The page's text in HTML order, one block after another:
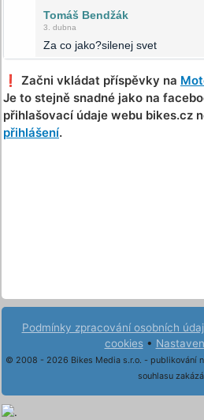
Tomáš Bendžák
3. dubna
Za co jako?silenej svet
❗️ Začni vkládat příspěvky na
Je to stejně snadné jako na
přihlašovací údaje webu bikes.cz
přihlášení.
Podmínky zpracování osobních
cookies•
© 2008 - 2026 Bikes Media s.r.o. - publikování
souhlasu